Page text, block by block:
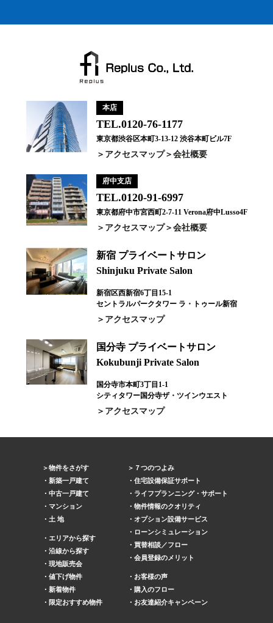
本店
TEL.0120-76-1177
東京都渋谷区本町3-13-12 渋谷本町ビル7F
アクセスマップ 会社概要
府中支店
TEL.0120-91-6997
東京都府中市宮西町2-7-11 Verona府中Lusso4F
アクセスマップ 会社概要
新宿 プライベートサロン
Shinjuku Private Salon
新宿区西新宿6丁目15-1
セントラルパークタワー ラ・トゥール新宿
アクセスマップ
国分寺 プライベートサロン
Kokubunji Private Salon
国分寺市本町3丁目1-1
シティタワー国分寺ザ・ツインウエスト
アクセスマップ
物件をさがす
新築一戸建て
中古一戸建て
マンション
土 地
エリアから探す
沿線から探す
現地販売会
値下げ物件
新着物件
限定おすすめ物件
７つのつよみ
住宅設備保証サポート
ライフプランニング・サポート
物件情報のクオリティ
オプション設備サービス
ローンシミュレーション
買替相談／フロー
会員登録のメリット
お客様の声
購入のフロー
お友達紹介キャンペーン